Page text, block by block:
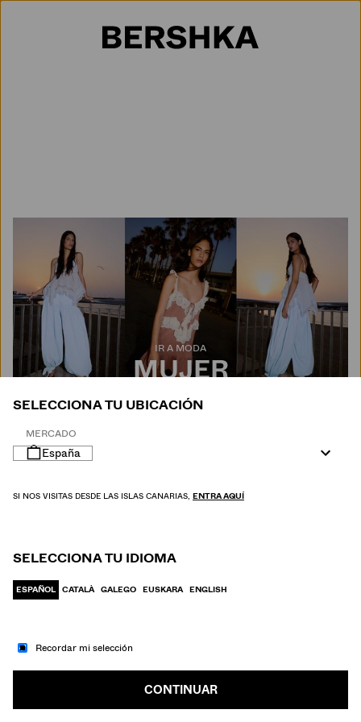
Selección de país
IR A MODA
MUJER
HOMBRE
SELECCIONA TU UBICACIÓN
MERCADO
España
SI NOS VISITAS DESDE LAS ISLAS CANARIAS, ENTRA AQUÍ
SELECCIONA TU IDIOMA
ESPAÑOL CATALÀ GALEGO EUSKARA ENGLISH
Recordar mi selección
CONTINUAR